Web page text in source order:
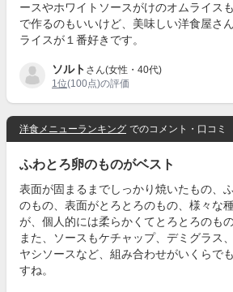
ースやホワイトソースがけのオムライス
で作るのもいいけど、美味しい洋食屋さ
ライスが１番好きです。
ソルト さん(女性・40代)
1位(100点)の評価
洋食メニューランキング でのコメント・口コミ
ふわとろ卵のものがベスト
表面が固まるまでしっかり焼いたもの、
のもの、表面がとろとろのもの、様々な
が、個人的には柔らかくてとろとろのも
また、ソースもケチャップ、デミグラス
ヤシソースなど、組み合わせがいくらで
すね。